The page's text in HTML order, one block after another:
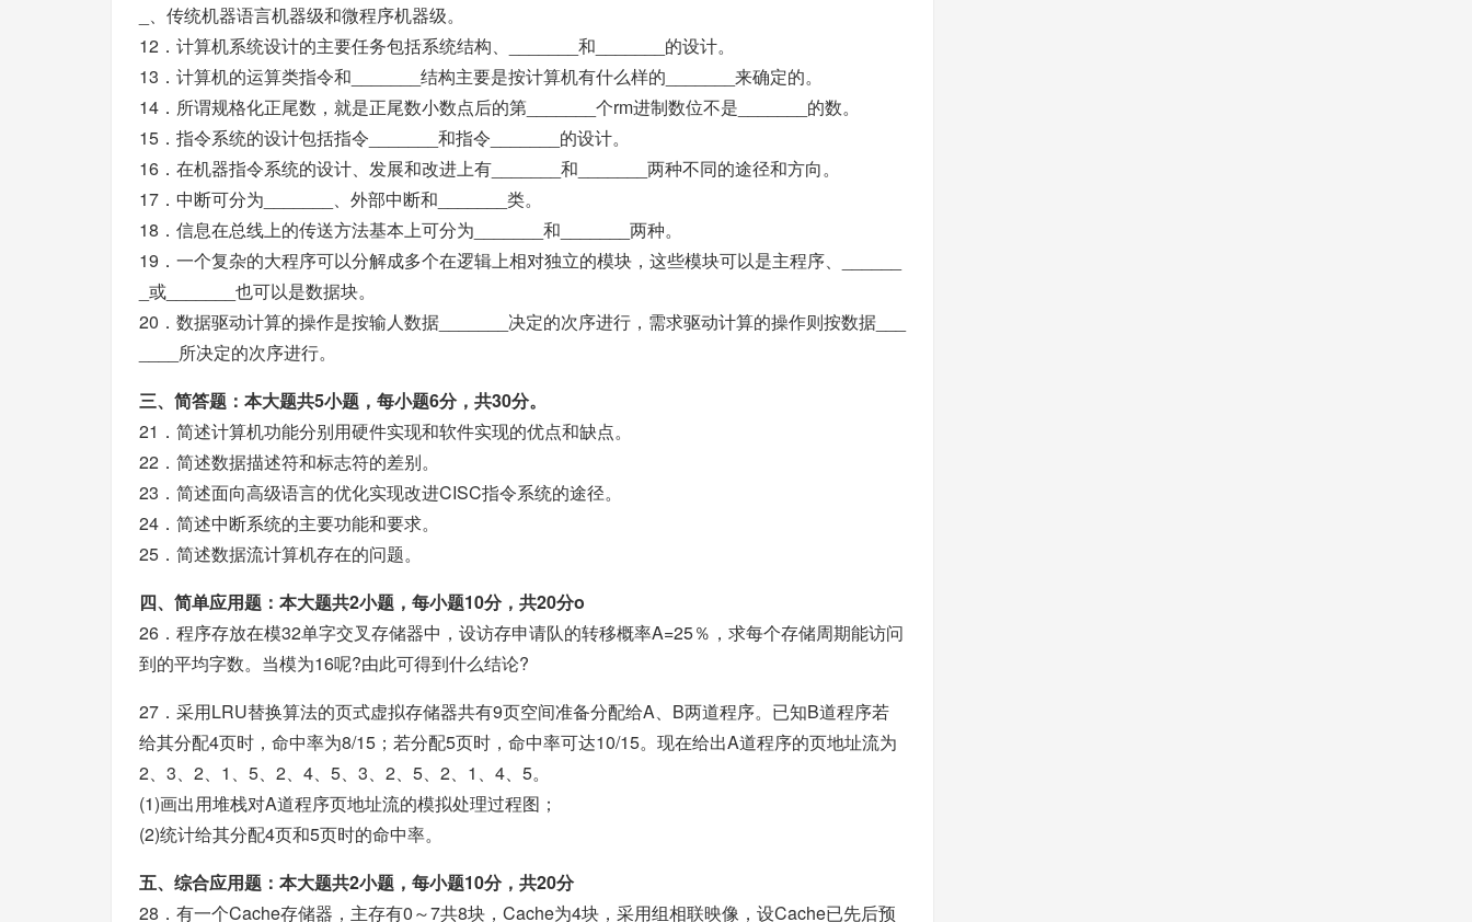
_、传统机器语言机器级和微程序机器级。
12．计算机系统设计的主要任务包括系统结构、_______和_______的设计。
13．计算机的运算类指令和_______结构主要是按计算机有什么样的_______来确定的。
14．所谓规格化正尾数，就是正尾数小数点后的第_______个rm进制数位不是_______的数。
15．指令系统的设计包括指令_______和指令_______的设计。
16．在机器指令系统的设计、发展和改进上有_______和_______两种不同的途径和方向。
17．中断可分为_______、外部中断和_______类。
18．信息在总线上的传送方法基本上可分为_______和_______两种。
19．一个复杂的大程序可以分解成多个在逻辑上相对独立的模块，这些模块可以是主程序、______
_或_______也可以是数据块。
20．数据驱动计算的操作是按输人数据_______决定的次序进行，需求驱动计算的操作则按数据___
____所决定的次序进行。
三、简答题：本大题共5小题，每小题6分，共30分。
21．简述计算机功能分别用硬件实现和软件实现的优点和缺点。
22．简述数据描述符和标志符的差别。
23．简述面向高级语言的优化实现改进CISC指令系统的途径。
24．简述中断系统的主要功能和要求。
25．简述数据流计算机存在的问题。
四、简单应用题：本大题共2小题，每小题10分，共20分o
26．程序存放在模32单字交叉存储器中，设访存申请队的转移概率A=25％，求每个存储周期能访问
到的平均字数。当模为16呢?由此可得到什么结论?
27．采用LRU替换算法的页式虚拟存储器共有9页空间准备分配给A、B两道程序。已知B道程序若
给其分配4页时，命中率为8/15；若分配5页时，命中率可达10/15。现在给出A道程序的页地址流为
2、3、2、1、5、2、4、5、3、2、5、2、1、4、5。
(1)画出用堆栈对A道程序页地址流的模拟处理过程图；
(2)统计给其分配4页和5页时的命中率。
五、综合应用题：本大题共2小题，每小题10分，共20分
28．有一个Cache存储器，主存有0～7共8块，Cache为4块，采用组相联映像，设Cache已先后预